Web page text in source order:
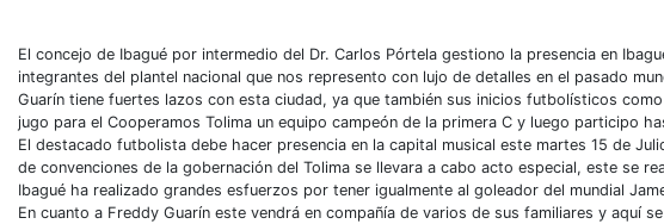
El concejo de Ibagué por intermedio del Dr. Carlos Pórtela gestiono la presencia en
integrantes del plantel nacional que nos represento con lujo de detalles en el pasado
Guarín tiene fuertes lazos con esta ciudad, ya que también sus inicios futbolísticos
jugo para el Cooperamos Tolima un equipo campeón de la primera C y luego participo
El destacado futbolista debe hacer presencia en la capital musical este martes 15 de
de convenciones de la gobernación del Tolima se llevara a cabo acto especial, este se
Ibagué ha realizado grandes esfuerzos por tener igualmente al goleador del mundial
En cuanto a Freddy Guarín este vendrá en compañía de varios de sus familiares y aquí